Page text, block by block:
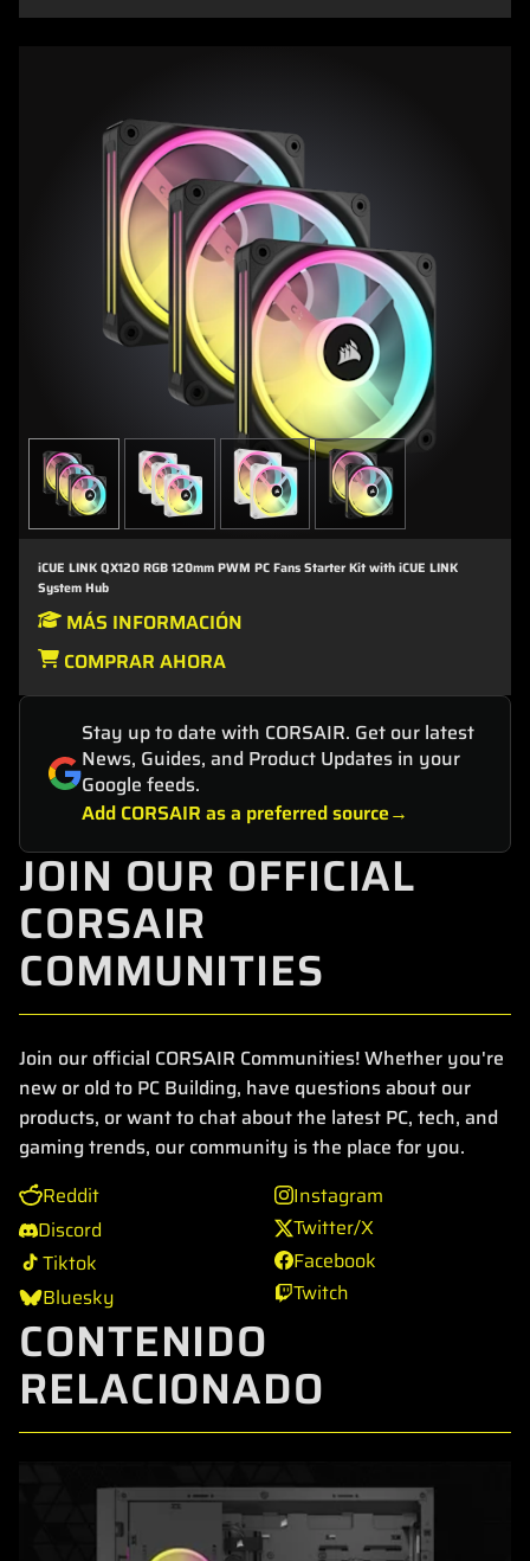
iCUE LINK QX120 RGB 120mm PWM PC Fans Starter Kit with iCUE LINK
System Hub
MÁS INFORMACIÓN
COMPRAR AHORA
Stay up to date with CORSAIR. Get our latest
News, Guides, and Product Updates in your
Google feeds.
Add CORSAIR as a preferred source
JOIN OUR OFFICIAL
CORSAIR
COMMUNITIES
Join our official CORSAIR Communities! Whether you're
new or old to PC Building, have questions about our
products, or want to chat about the latest PC, tech, and
gaming trends, our community is the place for you.
Reddit
Discord
Tiktok
Bluesky
Instagram
Twitter/X
Facebook
Twitch
CONTENIDO
RELACIONADO